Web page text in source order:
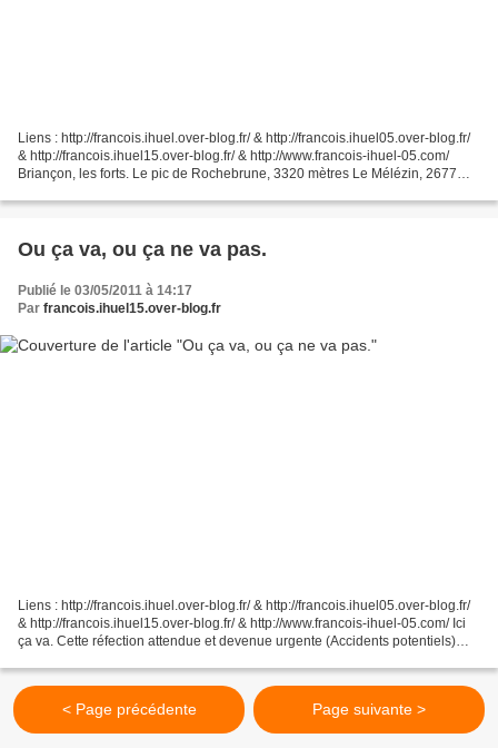
Liens : http://francois.ihuel.over-blog.fr/ & http://francois.ihuel05.over-blog.fr/
& http://francois.ihuel15.over-blog.fr/ & http://www.francois-ihuel-05.com/
Briançon, les forts. Le pic de Rochebrune, 3320 mètres Le Mélézin, 2677
Ou ça va, ou ça ne va pas.
Publié le 03/05/2011 à 14:17
Par francois.ihuel15.over-blog.fr
Liens : http://francois.ihuel.over-blog.fr/ & http://francois.ihuel05.over-blog.fr/
& http://francois.ihuel15.over-blog.fr/ & http://www.francois-ihuel-05.com/ Ici
ça va. Cette réfection attendue et devenue urgente (Accidents potentiels)
< Page précédente Page suivante >